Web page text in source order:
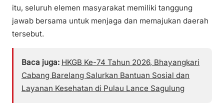
itu, seluruh elemen masyarakat memiliki tanggung
jawab bersama untuk menjaga dan memajukan daerah
tersebut.
Baca juga: HKGB Ke-74 Tahun 2026, Bhayangkari
Cabang Barelang Salurkan Bantuan Sosial dan
Layanan Kesehatan di Pulau Lance Sagulung